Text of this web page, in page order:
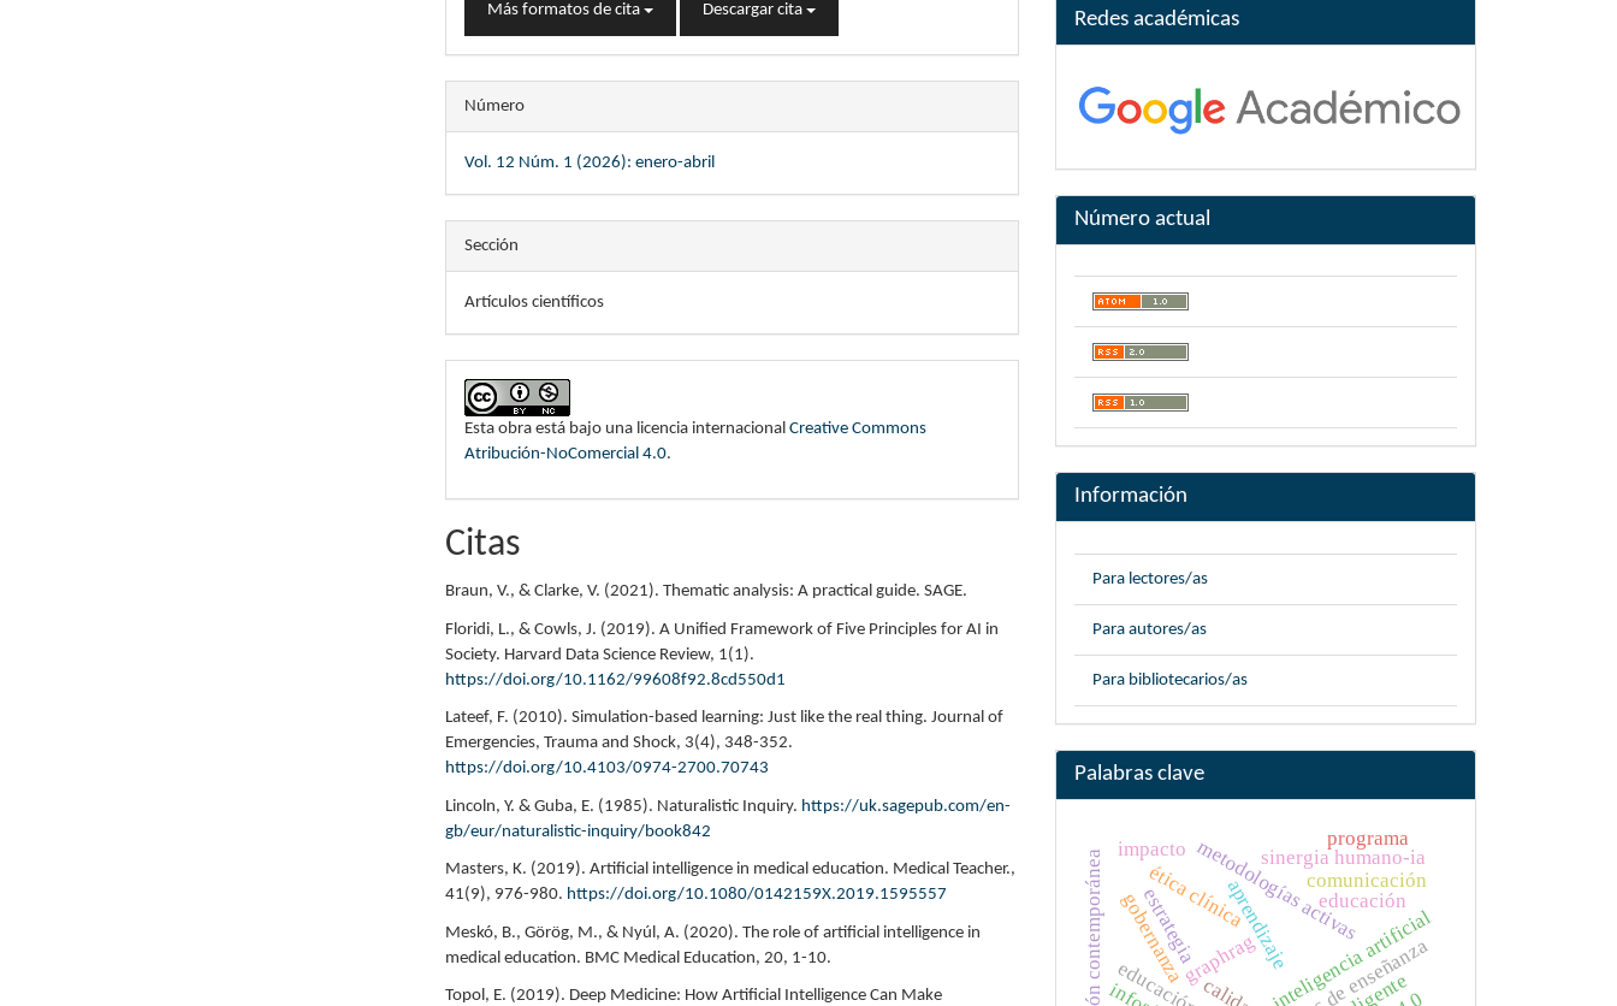
Más formatos de cita Descargar cita
Número
Vol. 12 Núm. 1 (2026): enero-abril
Sección
Artículos científicos
Esta obra está bajo una licencia internacionalCreative Commons
Atribución-NoComercial 4.0.
Citas
Braun, V., & Clarke, V. (2021). Thematic analysis: A practical guide. SAGE.
Floridi, L., & Cowls, J. (2019). A Unified Framework of Five Principles for AI in
Society. Harvard Data Science Review, 1(1).
https://doi.org/10.1162/99608f92.8cd550d1
Lateef, F. (2010). Simulation-based learning: Just like the real thing. Journal of
Emergencies, Trauma and Shock, 3(4), 348-352.
https://doi.org/10.4103/0974-2700.70743
Lincoln, Y. & Guba, E. (1985). Naturalistic Inquiry. https://uk.sagepub.com/en-
gb/eur/naturalistic-inquiry/book842
Masters, K. (2019). Artificial intelligence in medical education. Medical Teacher.,
41(9), 976-980. https://doi.org/10.1080/0142159X.2019.1595557
Meskó, B., Görög, M., & Nyúl, A. (2020). The role of artificial intelligence in
medical education. BMC Medical Education, 20, 1-10.
Topol, E. (2019). Deep Medicine: How Artificial Intelligence Can Make
Redes académicas
Número actual
Información
Para lectores/as
Para autores/as
Para bibliotecarios/as
Palabras clave
aprendizajeinteligencia artificial
metodologías activaseducación
graphrag
sinergia humano-ia
gobernanza
educación contemporánea estrategia
ética clínica comunicación
impacto
programa